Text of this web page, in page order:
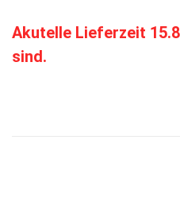
Akutelle Lieferzeit
sind.